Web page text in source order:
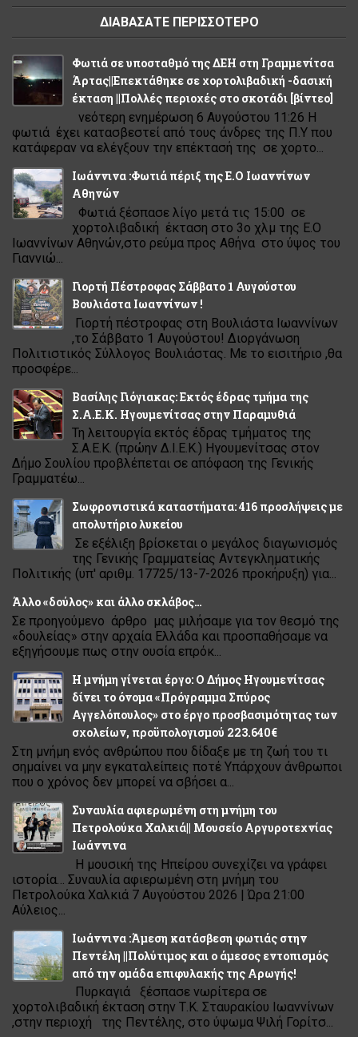
ΔΙΑΒΑΣΑΤΕ ΠΕΡΙΣΣΟΤΕΡΟ
Φωτιά σε υποσταθμό της ΔΕΗ στη Γραμμενίτσα
Άρτας||Επεκτάθηκε σε χορτολιβαδική -δασική
έκταση ||Πολλές περιοχές στο σκοτάδι [βίντεο]
νεότερη ενημέρωση 6 Αυγούστου 11:26 Η
φωτιά έχει κατασβεστεί από τους άνδρες της Π.Υ που
κατάφεραν να ελέγξουν την επέκτασή της σε χορτο...
Ιωάννινα :Φωτιά πέριξ της Ε.Ο Ιωαννίνων
Αθηνών
Φωτιά ξέσπασε λίγο μετά τις 15:00 σε
χορτολιβαδική έκταση στο 3ο χλμ της Ε.Ο
Ιωαννίνων Αθηνών,στο ρεύμα προς Αθήνα στο ύψος του
Γιαννιώ...
Γιορτή Πέστροφας Σάββατο 1 Αυγούστου
Βουλιάστα Ιωαννίνων !
Γιορτή πέστροφας στη Βουλιάστα Ιωαννίνων
,το Σάββατο 1 Αυγούστου! Διοργάνωση
Πολιτιστικός Σύλλογος Βουλιάστας. Με το εισιτήριο ,θα
προσφέρε...
Βασίλης Γιόγιακας: Εκτός έδρας τμήμα της
Σ.Α.Ε.Κ. Ηγουμενίτσας στην Παραμυθιά
Τη λειτουργία εκτός έδρας τμήματος της
Σ.Α.Ε.Κ. (πρώην Δ.Ι.Ε.Κ.) Ηγουμενίτσας στον
Δήμο Σουλίου προβλέπεται σε απόφαση της Γενικής
Γραμματέω...
Σωφρονιστικά καταστήματα: 416 προσλήψεις με
απολυτήριο λυκείου
Σε εξέλιξη βρίσκεται ο μεγάλος διαγωνισμός
της Γενικής Γραμματείας Αντεγκληματικής
Πολιτικής (υπ' αριθμ. 17725/13-7-2026 προκήρυξη) για...
Άλλο «δούλος» και άλλο σκλάβος…
Σε προηγούμενο άρθρο μας μιλήσαμε για τον θεσμό της
«δουλείας» στην αρχαία Ελλάδα και προσπαθήσαμε να
εξηγήσουμε πως στην ουσία επρόκ...
Η μνήμη γίνεται έργο: Ο Δήμος Ηγουμενίτσας
δίνει το όνομα «Πρόγραμμα Σπύρος
Αγγελόπουλος» στο έργο προσβασιμότητας των
σχολείων, προϋπολογισμού 223.640€
Στη μνήμη ενός ανθρώπου που δίδαξε με τη ζωή του τι
σημαίνει να μην εγκαταλείπεις ποτέ Υπάρχουν άνθρωποι
που ο χρόνος δεν μπορεί να σβήσει α...
Συναυλία αφιερωμένη στη μνήμη του
Πετρολούκα Χαλκιά|| Μουσείο Αργυροτεχνίας
Ιωάννινα
Η μουσική της Ηπείρου συνεχίζει να γράφει
ιστορία… Συναυλία αφιερωμένη στη μνήμη του
Πετρολούκα Χαλκιά 7 Αυγούστου 2026 | Ώρα 21:00
Αύλειος...
Ιωάννινα :Άμεση κατάσβεση φωτιάς στην
Πεντέλη ||Πολύτιμος και ο άμεσος εντοπισμός
από την ομάδα επιφυλακής της Αρωγής!
Πυρκαγιά ξέσπασε νωρίτερα σε
χορτολιβαδική έκταση στην Τ.Κ. Σταυρακίου Ιωαννίνων
,στην περιοχή της Πεντέλης, στο ύψωμα Ψιλή Γορίτσ...